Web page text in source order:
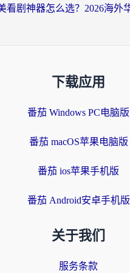
下载应用
番茄 Windows PC电脑版
番茄 macOS苹果电脑版
番茄 ios苹果手机版
番茄 Android安卓手机版
关于我们
服务条款